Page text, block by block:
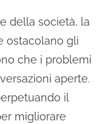
della società, la
ostacolano gli
che i problemi
aperte.
il
migliorare